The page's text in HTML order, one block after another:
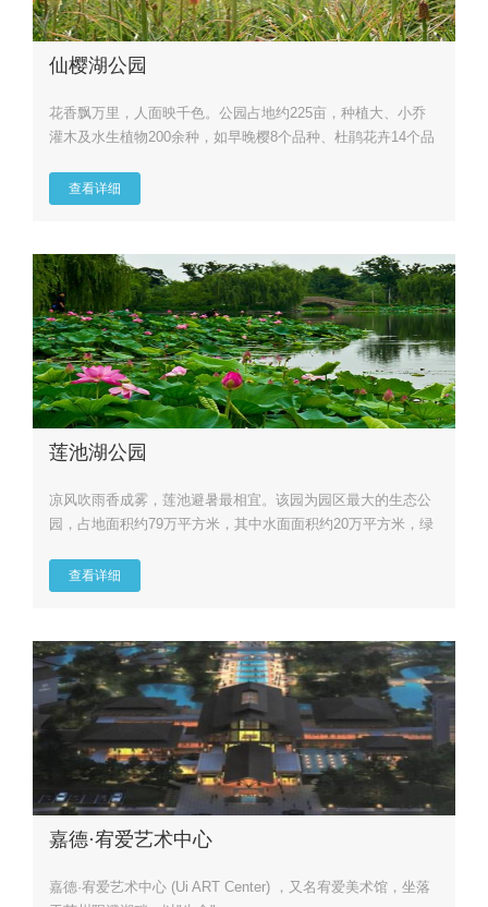
仙樱湖公园
花香飘万里，人面映千色。公园占地约225亩，种植大、小乔
灌木及水生植物200余种，如早晚樱8个品种、杜鹃花卉14个品
查看详细
莲池湖公园
凉风吹雨香成雾，莲池避暑最相宜。该园为园区最大的生态公
园，占地面积约79万平方米，其中水面面积约20万平方米，绿
查看详细
嘉德·宥爱艺术中心
嘉德·宥爱艺术中心 (Ui ART Center) ，又名宥爱美术馆，坐落